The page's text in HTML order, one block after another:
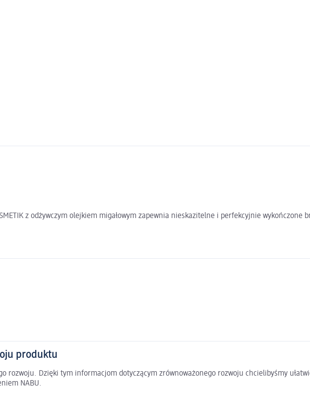
z odżywczym olejkiem migałowym zapewnia nieskazitelne i perfekcyjnie
produktu
rozwoju. Dzięki tym informacjom dotyczącym zrównoważonego rozwoju chcielibyśmy
NABU.